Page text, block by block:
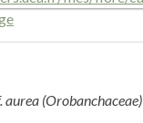
(Orobanchaceae)